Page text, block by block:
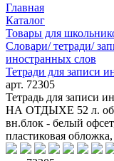
Главная
Каталог
Товары для
Словари/ тетради/
иностранных слов
Тетради для записи
арт. 72305
Тетрадь для записи
НА ОТДЫХЕ 52 л.
вн.блок - белый
пластиковая обложка,